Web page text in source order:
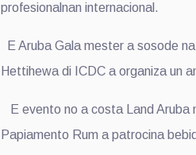
profesionalnan internacional.
E Aruba Gala mester a sosode
Hettihewa di ICDC a organiza un
E evento no a costa Land Aruba
Papiamento Rum a patrocina